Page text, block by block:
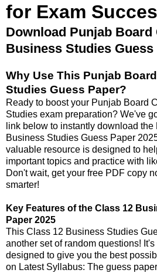
for Exam
Download Punjab Board
Business Studies Guess
Why Use This Punjab
Studies Guess Paper?
Ready to boost your Punjab Board
Studies exam preparation? We've
link below to instantly download
Business Studies Guess Paper
valuable resource is designed to
important topics and practice with
Don't wait, get your free PDF copy
smarter!
Key Features of the Class 12
Paper 2025
This Class 12 Business Studies
another set of random questions!
designed to give you the best
on Latest Syllabus: The guess